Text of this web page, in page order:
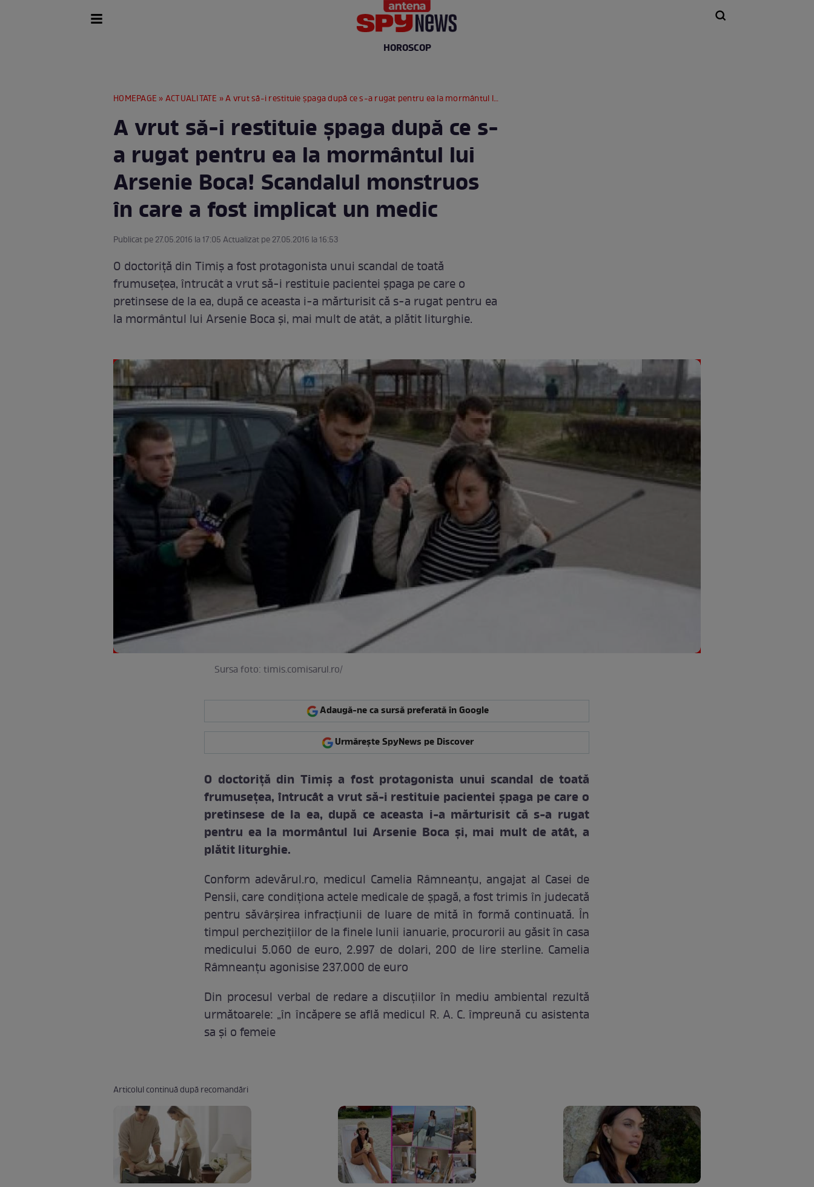
HOROSCOP
HOMEPAGE »ACTUALITATE » A vrut să-i restituie şpaga după ce s-a rugat pentru ea la mormântul lui Arsenie Boca! Scandalul monstruos în care a fost implicat un medic
A vrut să-i restituie şpaga după ce s-
a rugat pentru ea la mormântul lui
Arsenie Boca! Scandalul monstruos
în care a fost implicat un medic
Publicat pe 27.05.2016 la 17:05 Actualizat pe 27.05.2016 la 16:53
O doctoriţă din Timiş a fost protagonista unui scandal de toată
frumuseţea, întrucât a vrut să-i restituie pacientei şpaga pe care o
pretinsese de la ea, după ce aceasta i-a mărturisit că s-a rugat pentru ea
la mormântul lui Arsenie Boca şi, mai mult de atât, a plătit liturghie.
Sursa foto: timis.comisarul.ro/
Adaugă-ne ca sursă preferată în Google
Urmărește SpyNews pe Discover
O doctoriţă din Timiş a fost protagonista unui scandal de toată
frumuseţea, întrucât a vrut să-i restituie pacientei şpaga pe care o
pretinsese de la ea, după ce aceasta i-a mărturisit că s-a rugat
pentru ea la mormântul lui Arsenie Boca şi, mai mult de atât, a
plătit liturghie.
Conform adevărul.ro, medicul Camelia Râmneanțu, angajat al Casei de
Pensii, care condiționa actele medicale de șpagă, a fost trimis în judecată
pentru săvârșirea infracțiunii de luare de mită în formă continuată. În
timpul perchezițiilor de la finele lunii ianuarie, procurorii au găsit în casa
medicului 5.060 de euro, 2.997 de dolari, 200 de lire sterline. Camelia
Râmneanțu agonisise 237.000 de euro
Din procesul verbal de redare a discuțiilor în mediu ambiental rezultă
următoarele: „în încăpere se află medicul R. A. C. împreună cu asistenta
sa și o femeie
Articolul continuă după recomandări